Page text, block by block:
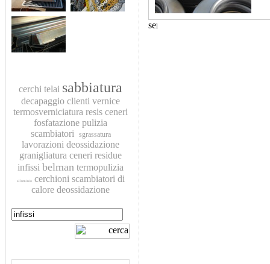
cerchi telai sabbiatura
decapaggio clienti vernice
termosverniciatura resis ceneri
fosfatazione pulizia
scambiatori
sgrassatura
lavorazioni deossidazione
granigliatura ceneri residue
infissi belman termopulizia
alluminio cerchioni scambiatori di
calore deossidazione